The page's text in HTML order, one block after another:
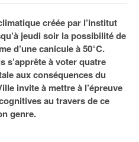
créée par l’institut
jeudi soir la possibilité de
d’une canicule à 50°C.
s’apprête à voter quatre
aux conséquences du
invite à mettre à l’épreuve
au travers de ce
genre.